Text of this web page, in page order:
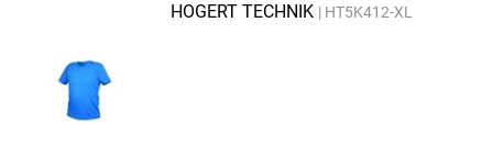
HOGERT TECHNIK HT5K412-XL